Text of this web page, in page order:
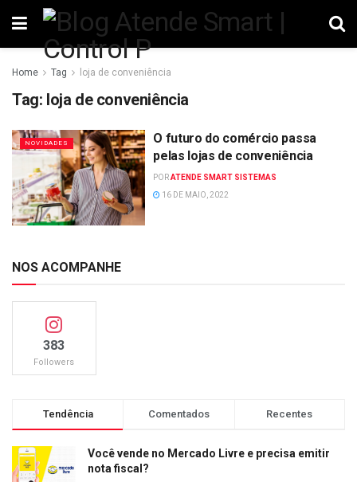
Home Tag loja de conveniência
Tag: loja de conveniência
NOVIDADES
O futuro do comércio passa
pelas lojas de conveniência
PORATENDE SMART SISTEMAS
16 DE MAIO, 2022
NOS ACOMPANHE
383
Followers
Tendência Comentados Recentes
Você vende no Mercado Livre e precisa emitir
nota fiscal?